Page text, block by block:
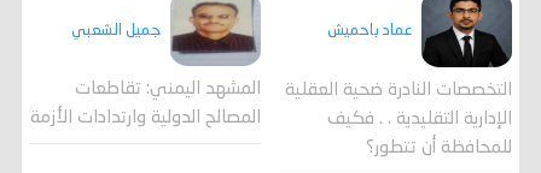
عماد باحميش
التخصصات النادرة ضحية العقلية
الإدارية التقليدية . . فكيف
للمحافظة أن تتطور؟
جميل الشعبي
المشهد اليمني: تقاطعات
المصالح الدولية وارتدادات الأزمة